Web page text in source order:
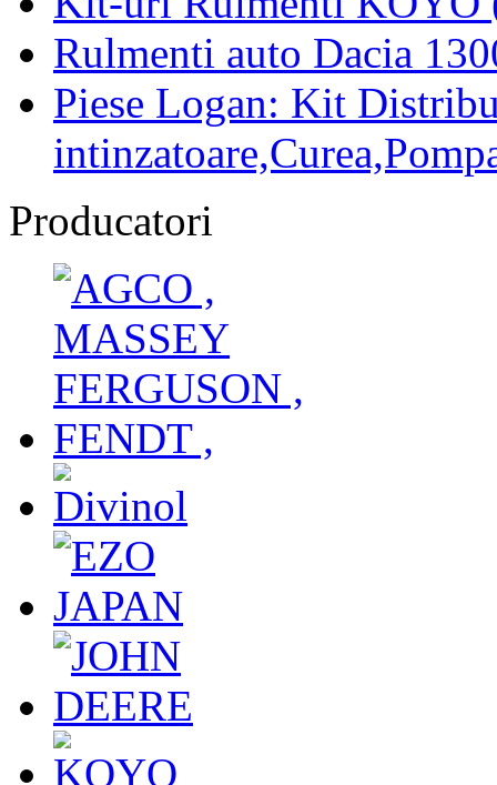
Rulmenti auto Dacia
Piese Logan: Kit
Producatori